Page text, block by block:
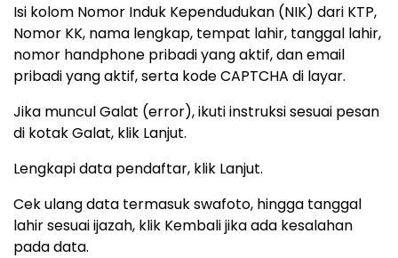
Isi kolom Nomor Induk Kependudukan (NIK) dari KTP,
Nomor KK, nama lengkap, tempat lahir, tanggal lahir,
nomor handphone pribadi yang aktif, dan email
pribadi yang aktif, serta kode CAPTCHA di layar.
Jika muncul Galat (error), ikuti instruksi sesuai pesan
di kotak Galat, klik Lanjut.
Lengkapi data pendaftar, klik Lanjut.
Cek ulang data termasuk swafoto, hingga tanggal
lahir sesuai ijazah, klik Kembali jika ada kesalahan
pada data.